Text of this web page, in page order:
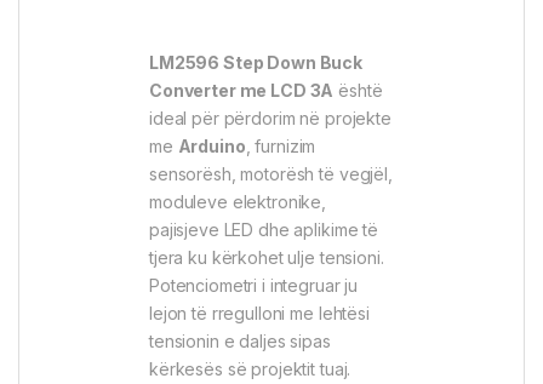
LM2596 Step Down Buck
Converter me LCD 3A është
ideal për përdorim në projekte
me Arduino , furnizim
sensorësh, motorësh të vegjël,
moduleve elektronike,
pajisjeve LED dhe aplikime të
tjera ku kërkohet ulje tensioni.
Potenciometri i integruar ju
lejon të rregulloni me lehtësi
tensionin e daljes sipas
kërkesës së projektit tuaj.